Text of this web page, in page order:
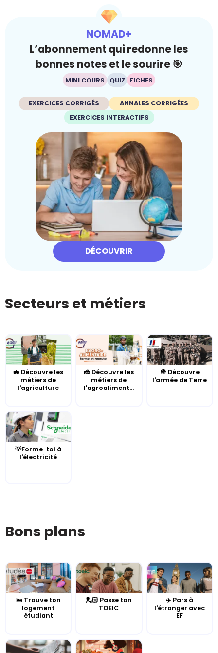
NOMAD+
L’abonnement qui redonne les
bonnes notes et le sourire 🎯
MINI COURS QUIZ FICHES
EXERCICES CORRIGÉS
ANNALES CORRIGÉES
EXERCICES INTERACTIFS
DÉCOUVRIR
Secteurs et métiers
🚜 Découvre les
métiers de
l'agriculture
🧀 Découvre les
métiers de
l'agroaliment...
🪖 Découvre
l'armée de Terre
💡Forme-toi à
l'électricité
Bons plans
🛌 Trouve ton
logement
étudiant
💂🏻 Passe ton
TOEIC
✈️ Pars à
l'étranger avec
EF